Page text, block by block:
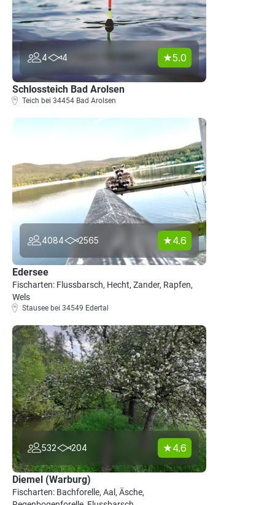
4 4 5.0
Schlossteich Bad Arolsen
Teich bei 34454 Bad Arolsen
4084 2565 4.6
Edersee
Fischarten: Flussbarsch, Hecht, Zander, Rapfen,
Wels
Stausee bei 34549 Edertal
532 204 4.6
Diemel (Warburg)
Fischarten: Bachforelle, Aal, Äsche,